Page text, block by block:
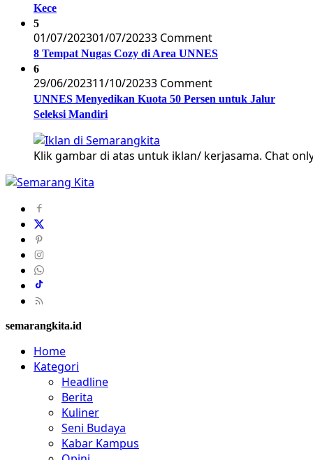
Kece
5
01/07/202301/07/20233 Comment
8 Tempat Nugas Cozy di Area UNNES
6
29/06/202311/10/20233 Comment
UNNES Menyedikan Kuota 50 Persen untuk Jalur
Seleksi Mandiri
Klik gambar di atas untuk iklan/ kerjasama. Chat
semarangkita.id
Home
Kategori
Headline
Berita
Kuliner
Seni Budaya
Kabar Kampus